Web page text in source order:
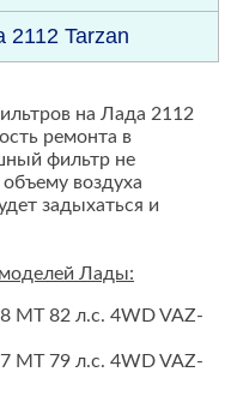
2112 Tarzan
на Лада 2112
ремонта в
фильтр не
воздуха
задыхаться и
Лады:
MT 82 л.с. 4WD VAZ-
MT 79 л.с. 4WD VAZ-